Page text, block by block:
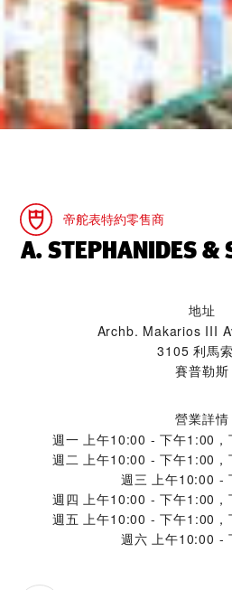
帝舵表特約零售商
‭A. STEPHANIDES &
地址
Archb. Makarios III
3105 利馬
賽普勒斯
營業詳情
週一 上午10:00 - 下午1:00
週二 上午10:00 - 下午1:00
週三 上午10:00 -
週四 上午10:00 - 下午1:00
週五 上午10:00 - 下午1:00
週六 上午10:00 -